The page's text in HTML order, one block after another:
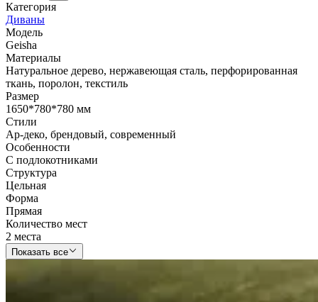
Категория
Диваны
Модель
Geisha
Материалы
Натуральное дерево, нержавеющая сталь, перфорированная
ткань, поролон, текстиль
Размер
1650*780*780 мм
Стили
Ар-деко, брендовый, современный
Особенности
С подлокотниками
Структура
Цельная
Форма
Прямая
Количество мест
2 места
Показать все